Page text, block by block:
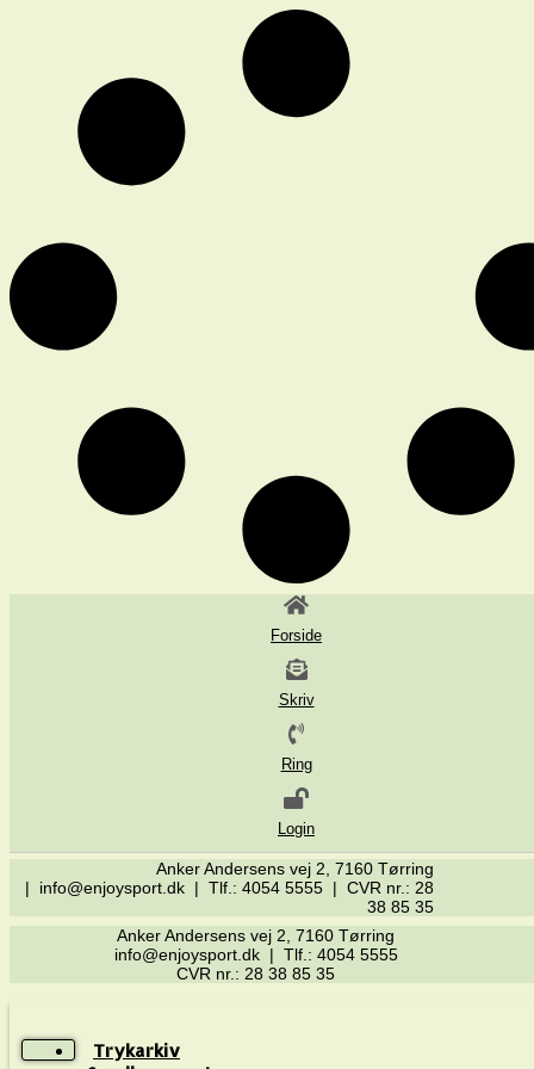
Forside
Skriv
Ring
Login
Anker Andersens vej 2, 7160 Tørring
| info@enjoysport.dk | Tlf.: 4054 5555 | CVR nr.: 28
38 85 35
Anker Andersens vej 2, 7160 Tørring
info@enjoysport.dk | Tlf.: 4054 5555
CVR nr.: 28 38 85 35
Trykarkiv